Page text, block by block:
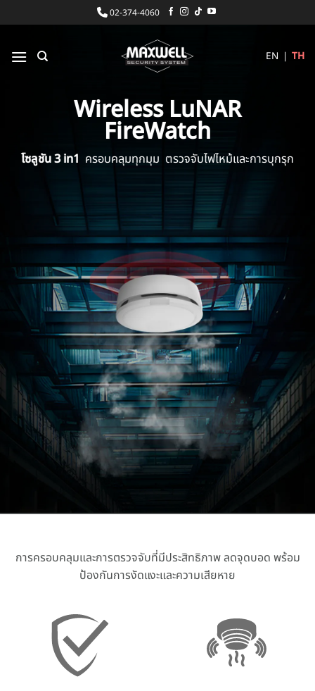
ไป
เนื้อหา
02-374-4060
EN | TH
Wireless LuNAR
FireWatch
โซลูชัน 3 in1 ครอบคลุมทุกมุม ตรวจจับไฟไหม้และการบุกรุก
การครอบคลุมและการตรวจจับที่มีประสิทธิภาพ ลดจุดบอด พร้อม
ป้องกันการงัดแงะและความเสียหาย